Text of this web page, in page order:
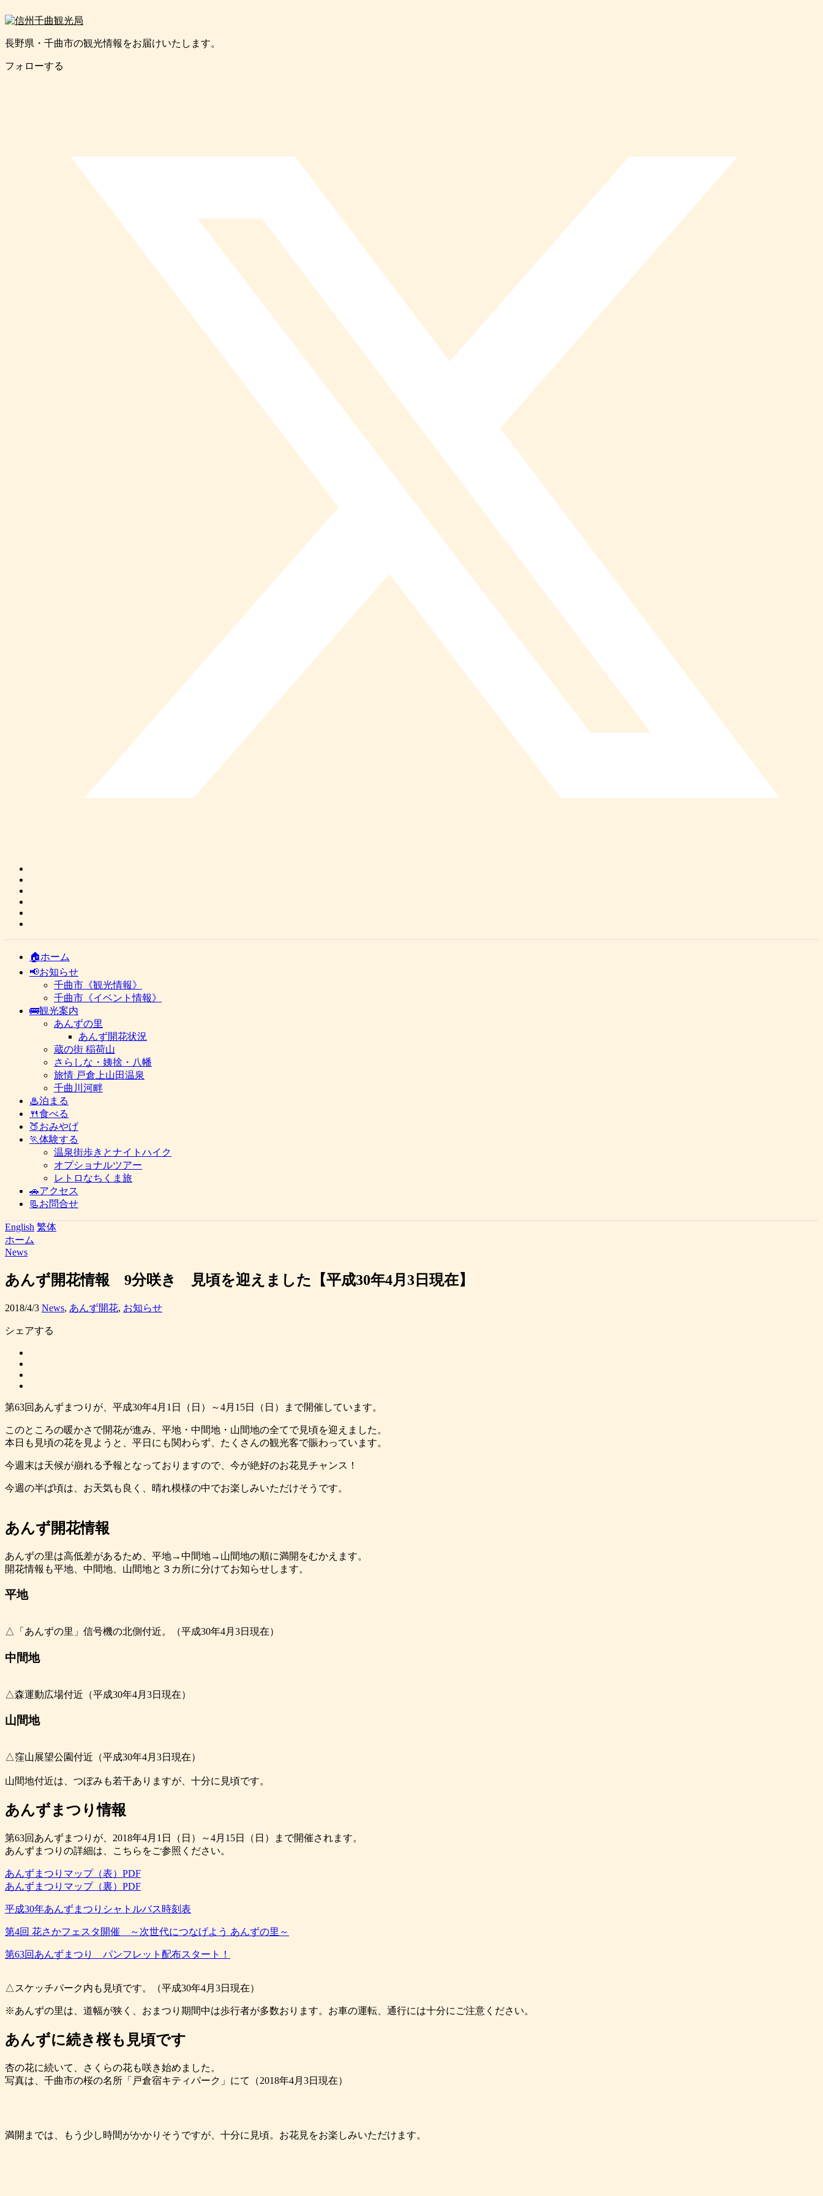
長野県・千曲市の観光情報をお届けいたします。
フォローする
🏠ホーム
📢お知らせ
千曲市《観光情報》
千曲市《イベント情報》
🚌観光案内
あんずの里
あんず開花状況
蔵の街 稲荷山
さらしな・姨捨・八幡
旅情 戸倉上山田温泉
千曲川河畔
♨泊まる
🍴食べる
🍑おみやげ
🏃体験する
温泉街歩きとナイトハイク
オプショナルツアー
レトロなちくま旅
🚗アクセス
📃お問合せ
English 繁体
ホーム
News
あんず開花情報 9分咲き 見頃を迎えました【平成30年4月3日現在】
2018/4/3 News, あんず開花, お知らせ
シェアする
第63回あんずまつりが、平成30年4月1日（日）～4月15日（日）まで開催しています。
このところの暖かさで開花が進み、平地・中間地・山間地の全てで見頃を迎えました。
本日も見頃の花を見ようと、平日にも関わらず、たくさんの観光客で賑わっています。
今週末は天候が崩れる予報となっておりますので、今が絶好のお花見チャンス！
今週の半ば頃は、お天気も良く、晴れ模様の中でお楽しみいただけそうです。
あんず開花情報
あんずの里は高低差があるため、平地→中間地→山間地の順に満開をむかえます。
開花情報も平地、中間地、山間地と３カ所に分けてお知らせします。
平地
△「あんずの里」信号機の北側付近。（平成30年4月3日現在）
中間地
△森運動広場付近（平成30年4月3日現在）
山間地
△窪山展望公園付近（平成30年4月3日現在）
山間地付近は、つぼみも若干ありますが、十分に見頃です。
あんずまつり情報
第63回あんずまつりが、2018年4月1日（日）～4月15日（日）まで開催されます。
あんずまつりの詳細は、こちらをご参照ください。
あんずまつりマップ（表）PDF
あんずまつりマップ（裏）PDF
平成30年あんずまつりシャトルバス時刻表
第4回 花さかフェスタ開催 ～次世代につなげよう あんずの里～
第63回あんずまつり パンフレット配布スタート！
△スケッチパーク内も見頃です。（平成30年4月3日現在）
※あんずの里は、道幅が狭く、おまつり期間中は歩行者が多数おります。お車の運転、通行には十分にご注意ください。
あんずに続き桜も見頃です
杏の花に続いて、さくらの花も咲き始めました。
写真は、千曲市の桜の名所「戸倉宿キティパーク」にて（2018年4月3日現在）
満開までは、もう少し時間がかかりそうですが、十分に見頃。お花見をお楽しみいただけます。